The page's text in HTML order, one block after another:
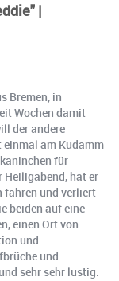
|
Bremen, in
Wochen damit
der andere
einmal am Kudamm
für
Heiligabend, hat er
fahren und verliert
beiden auf eine
einen Ort von
und
und
sehr sehr lustig.